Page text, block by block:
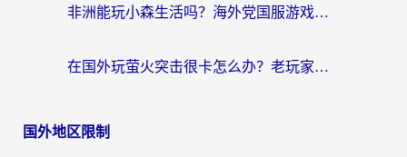
非洲能玩小森生活吗？海外党国服游戏加速器终极指南（附阿根廷CF手游帕斯卡契约解决方案）
在国外玩萤火突击很卡怎么办？老玩家亲测有效的加速器选择指南
国外地区限制